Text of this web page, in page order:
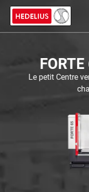
Le petit Centre